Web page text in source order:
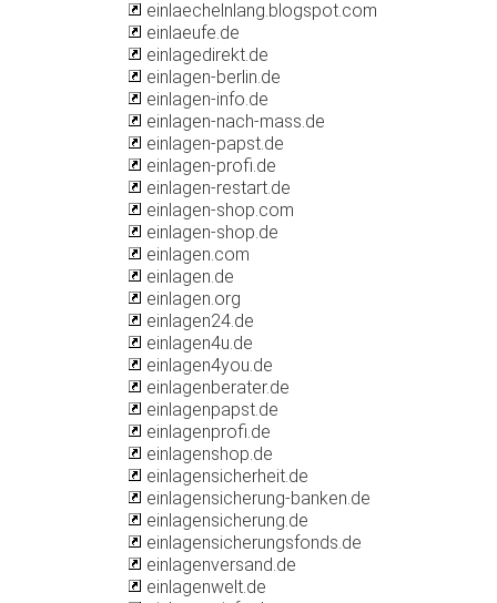
einlaechelnlang.blogspot.com
einlaeufe.de
einlagedirekt.de
einlagen-berlin.de
einlagen-info.de
einlagen-nach-mass.de
einlagen-papst.de
einlagen-profi.de
einlagen-restart.de
einlagen-shop.com
einlagen-shop.de
einlagen.com
einlagen.de
einlagen.org
einlagen24.de
einlagen4u.de
einlagen4you.de
einlagenberater.de
einlagenpapst.de
einlagenprofi.de
einlagenshop.de
einlagensicherheit.de
einlagensicherung-banken.de
einlagensicherung.de
einlagensicherungsfonds.de
einlagenversand.de
einlagenwelt.de